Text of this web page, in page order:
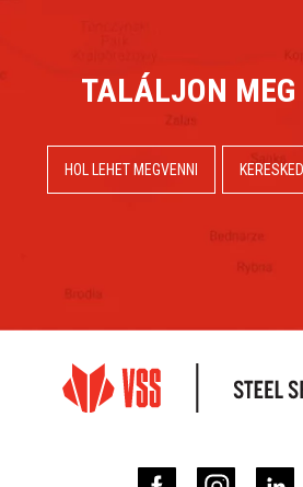
TALÁLJON
HOL LEHET MEGVENNI